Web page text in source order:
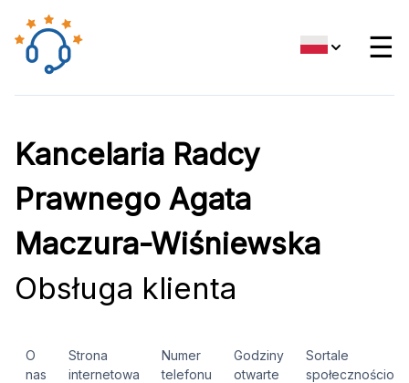
☰
Kancelaria Radcy
Prawnego Agata
Maczura-Wiśniewska
Obsługa klienta
O
nas
Strona
internetowa
Numer
telefonu
Godziny
otwarte
Sortale